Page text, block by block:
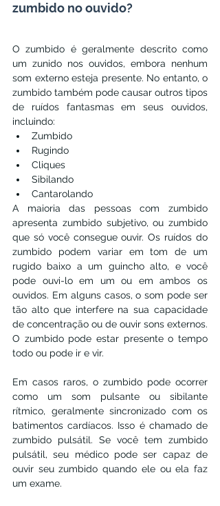
zumbido no ouvido?
O zumbido é geralmente descrito como
um zunido nos ouvidos, embora nenhum
som externo esteja presente. No entanto, o
zumbido também pode causar outros tipos
de ruídos fantasmas em seus ouvidos,
incluindo:
Zumbido
Rugindo
Cliques
Sibilando
Cantarolando
A maioria das pessoas com zumbido
apresenta zumbido subjetivo, ou zumbido
que só você consegue ouvir. Os ruídos do
zumbido podem variar em tom de um
rugido baixo a um guincho alto, e você
pode ouvi-lo em um ou em ambos os
ouvidos. Em alguns casos, o som pode ser
tão alto que interfere na sua capacidade
de concentração ou de ouvir sons externos.
O zumbido pode estar presente o tempo
todo ou pode ir e vir.
Em casos raros, o zumbido pode ocorrer
como um som pulsante ou sibilante
rítmico, geralmente sincronizado com os
batimentos cardíacos. Isso é chamado de
zumbido pulsátil. Se você tem zumbido
pulsátil, seu médico pode ser capaz de
ouvir seu zumbido quando ele ou ela faz
um exame.